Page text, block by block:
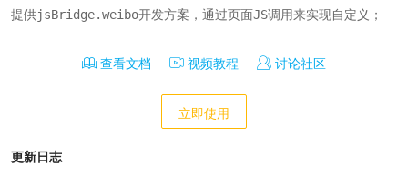
提供jsBridge.weibo开发方案，通过页面JS调用来实现自定义；
查看文档 视频教程 讨论社区
立即使用
更新日志